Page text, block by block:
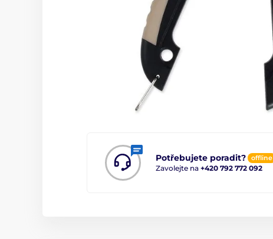
Potřebujete poradit? offline
Zavolejte na +420 792 772 092